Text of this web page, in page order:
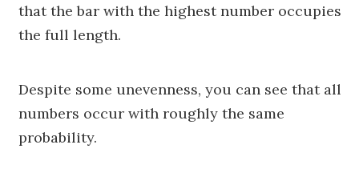
that the bar with the highest number occupies
the full length.
Despite some unevenness, you can see that all
numbers occur with roughly the same
probability.